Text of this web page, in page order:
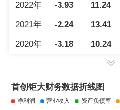
2022年 -3.93 11.24
2021年 -2.24 13.41
2020年 -3.18 10.24